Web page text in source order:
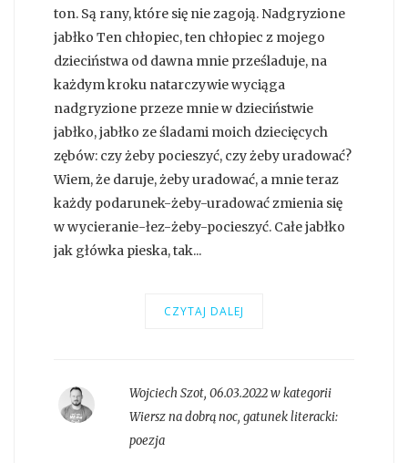
ton. Są rany, które się nie zagoją. Nadgryzione
jabłko Ten chłopiec, ten chłopiec z mojego
dzieciństwa od dawna mnie prześladuje, na
każdym kroku natarczywie wyciąga
nadgryzione przeze mnie w dzieciństwie
jabłko, jabłko ze śladami moich dziecięcych
zębów: czy żeby pocieszyć, czy żeby uradować?
Wiem, że daruje, żeby uradować, a mnie teraz
każdy podarunek-żeby-uradować zmienia się
w wycieranie-łez-żeby-pocieszyć. Całe jabłko
jak główka pieska, tak...
CZYTAJ DALEJ
Wojciech Szot, 06.03.2022 w kategorii
Wiersz na dobrą noc, gatunek literacki:
poezja